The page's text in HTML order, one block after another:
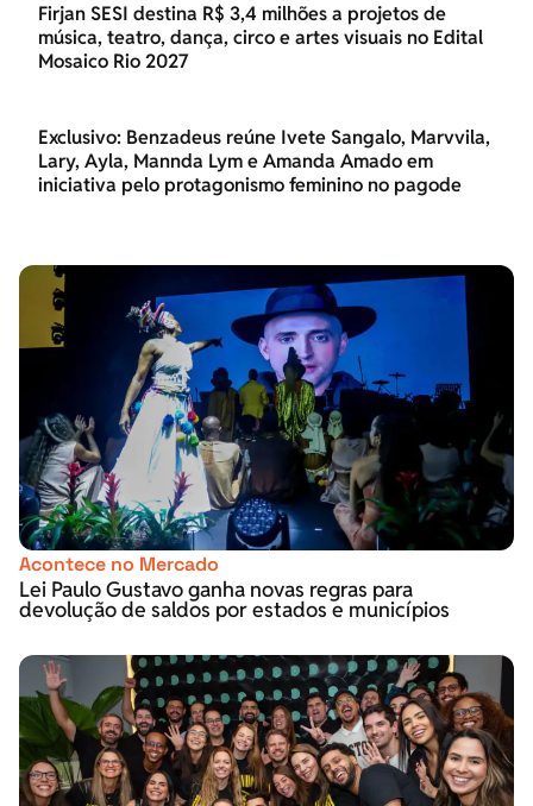
Firjan SESI destina R$ 3,4 milhões a projetos de
música, teatro, dança, circo e artes visuais no Edital
Mosaico Rio 2027
Exclusivo: Benzadeus reúne Ivete Sangalo, Marvvila,
Lary, Ayla, Mannda Lym e Amanda Amado em
iniciativa pelo protagonismo feminino no pagode
Acontece no Mercado
Lei Paulo Gustavo ganha novas regras para
devolução de saldos por estados e municípios